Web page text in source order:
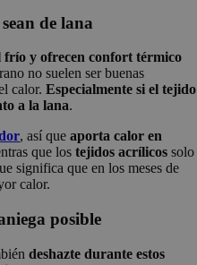
de lana
frío y ofrecen confort térmico
no suelen ser buenas
calor.Especialmente si el tejido
a la lana.
, así que aporta calor en
que lostejidos acrílicos solo
significa que en los meses de
calor.
posible
deshazte durante estos